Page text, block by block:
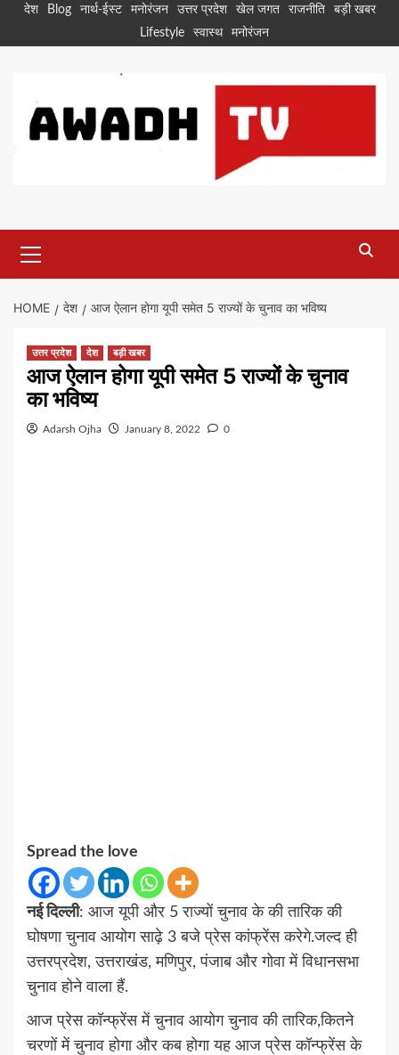
Skipदेश Blog नार्थ-ईस्ट मनोरंजन उत्तर प्रदेश खेल जगत राजनीति
बड़ी खबर
Lifestyle
स्वास्थ मनोरंजन
Menu
HOME देश आज ऐलान होगा यूपी समेत 5 राज्यों के चुनाव का भविष्य
उत्तर प्रदेश देश बड़ी खबर
आज ऐलान होगा यूपी समेत 5 राज्यों के चुनाव
का भविष्य
Adarsh Ojha January 8, 2022 0
Spread the love
नई दिल्ली: आज यूपी और 5 राज्यों चुनाव के की तारिक की
घोषणा चुनाव आयोग साढ़े 3 बजे प्रेस कांफ्रेंस करेगे.जल्द ही
उत्तरप्रदेश, उत्तराखंड, मणिपुर, पंजाब और गोवा में विधानसभा
चुनाव होने वाला हैं.
आज प्रेस कॉन्फ्रेंस में चुनाव आयोग चुनाव की तारिक,कितने
चरणों में चुनाव होगा और कब होगा यह आज प्रेस कॉन्फ्रेंस के